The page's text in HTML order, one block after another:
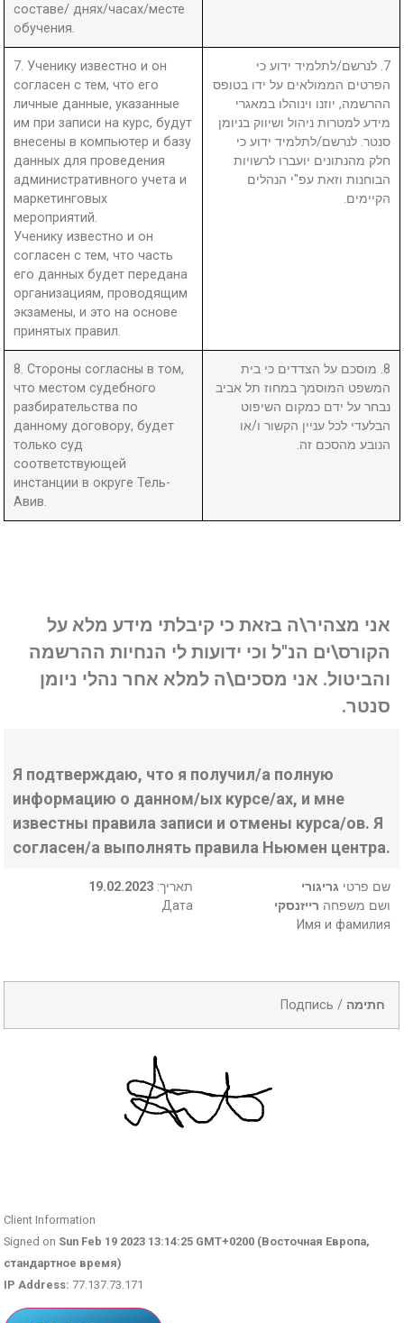
составе/ днях/часах/месте
обучения.
7. Ученику известно и он
согласен с тем, что его
личные данные, указанные
им при записи на курс, будут
внесены в компьютер и базу
данных для проведения
административного учета и
маркетинговых
мероприятий.
Ученику известно и он
согласен с тем, что часть
его данных будет передана
организациям, проводящим
экзамены, и это на основе
принятых правил.
7. לנרשם/לתלמיד ידוע כי
הפרטים הממולאים על ידו בטופס
ההרשמה, יוזנו וינוהלו במאגרי
מידע למטרות ניהול ושיווק בניומן
סנטר. לנרשם/לתלמיד ידוע כי
חלק מהנתונים יועברו לרשויות
הבוחנות וזאת עפ"י הנהלים
הקיימים.
8. Стороны согласны в том,
что местом судебного
разбирательства по
данному договору, будет
только суд
соответствующей
инстанции в округе Тель-
Авив.
8. מוסכם על הצדדים כי בית
המשפט המוסמך במחוז תל אביב
נבחר על ידם כמקום השיפוט
הבלעדי לכל עניין הקשור ו/או
הנובע מהסכם זה.
אני מצהיר\ה בזאת כי קיבלתי מידע מלא על
הקורס\ים הנ"ל וכי ידועות לי הנחיות ההרשמה
והביטול. אני מסכים\ה למלא אחר נהלי ניומן
סנטר.
Я подтверждаю, что я получил/а полную
информацию о данном/ых курсе/ах, и мне
известны правила записи и отмены курса/ов. Я
согласен/а выполнять правила Ньюмен центра.
19.02.2023 :תאריך
Дата
שם פרטי גריגורי
ושם משפחה רייזנסקי
Имя и фамилия
Подпись / חתימה
Client Information
Signed on Sun Feb 19 2023 13:14:25 GMT+0200 (Восточная Европа,
стандартное время)
IP Address: 77.137.73.171